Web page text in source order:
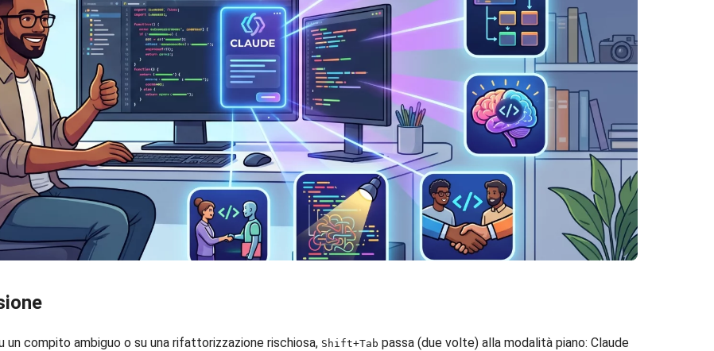
un compito ambiguo o su una rifattorizzazione rischiosa, Shift+Tab passa (due volte) alla modalità piano: Claude